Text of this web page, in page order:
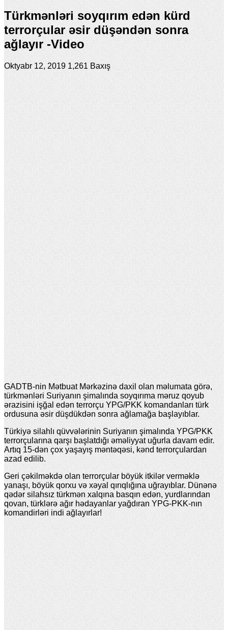
Türkmənləri soyqırım edən kürd
terrorçular əsir düşəndən sonra
ağlayır -Video
Oktyabr 12, 2019 1,261 Baxış
GADTB-nin Mətbuat Mərkəzinə daxil olan məlumata görə,
türkmənləri Suriyanın şimalında soyqırıma məruz qoyub
ərazisini işğal edən terrorçu YPG/PKK komandanları türk
ordusuna əsir düşdükdən sonra ağlamağa başlayıblar.
Türkiyə silahlı qüvvələrinin Suriyanın şimalında YPG/PKK
terrorçularına qarşı başlatdığı əməliyyat uğurla davam edir.
Artıq 15-dən çox yaşayış məntəqəsi, kənd terrorçulardan
azad edilib.
Geri çəkilməkdə olan terrorçular böyük itkilər verməklə
yanaşı, böyük qorxu və xəyal qırıqlığına uğrayıblar. Dünənə
qədər silahsız türkmən xalqına basqın edən, yurdlarından
qovan, türklərə ağır hədayanlar yağdıran YPG-PKK-nın
komandirləri indi ağlayırlar!